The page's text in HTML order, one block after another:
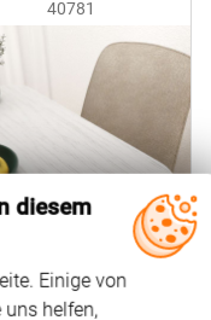
40781
diesem
Einige von
uns helfen,